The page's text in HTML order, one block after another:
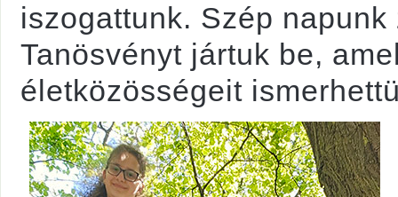
iszogattunk. Szép
Tanösvényt jártuk be,
életközösségeit